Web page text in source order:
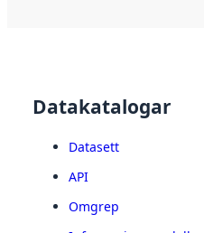
Datakatalogar
Datasett
API
Omgrep